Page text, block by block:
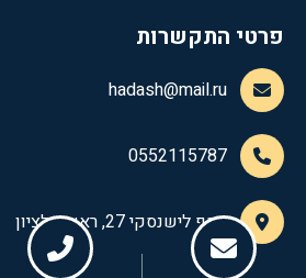
פרטי התקשרות
hadash@mail.ru
0552115787
יוסף לישנסקי 27, ראשון לציון